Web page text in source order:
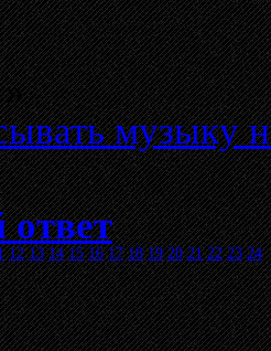
музыку
12 13 14 15 16 17 18 19 20 21 22 23 24